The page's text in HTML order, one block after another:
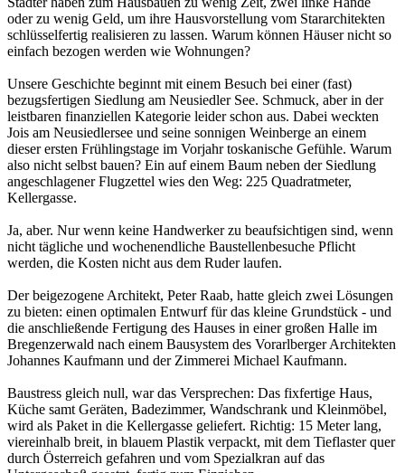
oder zu wenig Geld, um ihre Hausvorstellung vom Stararchitekten
schlüsselfertig realisieren zu lassen. Warum können Häuser nicht so
einfach bezogen werden wie Wohnungen?
Unsere Geschichte beginnt mit einem Besuch bei einer (fast)
bezugsfertigen Siedlung am Neusiedler See. Schmuck, aber in der
leistbaren finanziellen Kategorie leider schon aus. Dabei weckten
Jois am Neusiedlersee und seine sonnigen Weinberge an einem
dieser ersten Frühlingstage im Vorjahr toskanische Gefühle. Warum
also nicht selbst bauen? Ein auf einem Baum neben der Siedlung
angeschlagener Flugzettel wies den Weg: 225 Quadratmeter,
Kellergasse.
Ja, aber. Nur wenn keine Handwerker zu beaufsichtigen sind, wenn
nicht tägliche und wochenendliche Baustellenbesuche Pflicht
werden, die Kosten nicht aus dem Ruder laufen.
Der beigezogene Architekt, Peter Raab, hatte gleich zwei Lösungen
zu bieten: einen optimalen Entwurf für das kleine Grundstück - und
die anschließende Fertigung des Hauses in einer großen Halle im
Bregenzerwald nach einem Bausystem des Vorarlberger Architekten
Johannes Kaufmann und der Zimmerei Michael Kaufmann.
Baustress gleich null, war das Versprechen: Das fixfertige Haus,
Küche samt Geräten, Badezimmer, Wandschrank und Kleinmöbel,
wird als Paket in die Kellergasse geliefert. Richtig: 15 Meter lang,
viereinhalb breit, in blauem Plastik verpackt, mit dem Tieflaster quer
durch Österreich gefahren und vom Spezialkran auf das